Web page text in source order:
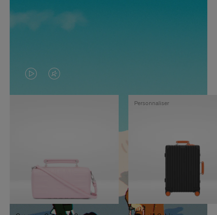
LA
VIDÉO
PAUSE,
APPUYEZ
SUR
LE
SON
DÉSACTIVÉ.
VEUILLEZ
Personnaliser